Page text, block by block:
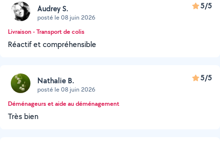
Audrey S.
posté le 08 juin 2026
5/5
Livraison - Transport de colis
Réactif et compréhensible
Nathalie B.
posté le 08 juin 2026
5/5
Déménageurs et aide au déménagement
Très bien